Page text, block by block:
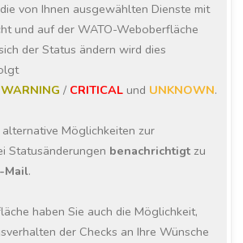
von Ihnen ausgewählten Dienste mit
und auf der WATO-Weboberfläche
der Status ändern wird dies
WARNING/ CRITICAL und UNKNOWN.
Möglichkeiten zur
Statusänderungen benachrichtigt zu
Mail.
haben Sie auch die Möglichkeit,
der Checks an Ihre Wünsche